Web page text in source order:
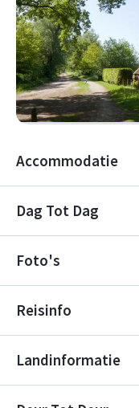
Accommodatie
Dag Tot Dag
Foto's
Reisinfo
Landinformatie